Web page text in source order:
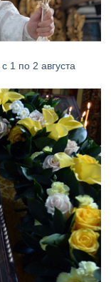
1 по 2 августа